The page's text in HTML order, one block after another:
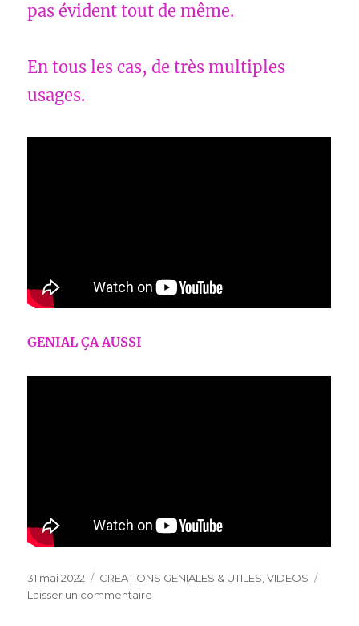
pas évident tout de même.
En tous les cas, de très multiples
usages.
GENIAL ÇA AUSSI
Publié
le
31 mai 2022 Catégories
CREATIONS GENIALES & UTILES ,VIDEOS
Laisser un commentaire